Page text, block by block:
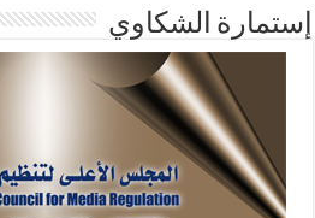
إستمارة الشكاوي